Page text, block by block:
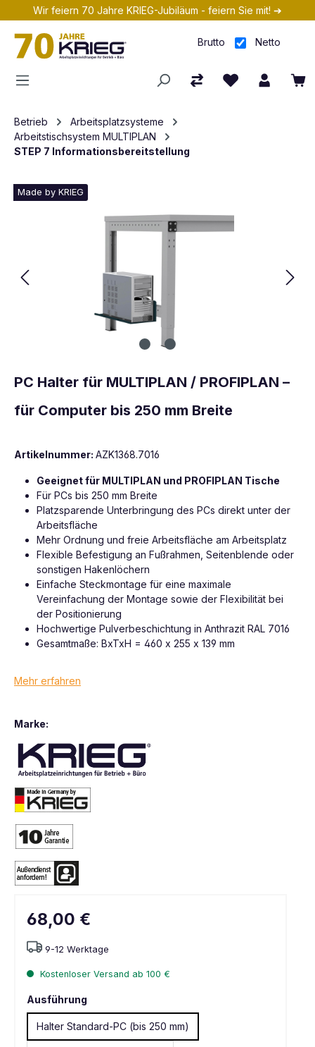
Zum Hauptinhalt springen
Wir feiern 70 Jahre KRIEG-Jubiläum - feiern Sie mit! ➔
Brutto Netto
Betrieb
Arbeitsplatzsysteme
Arbeitstischsystem MULTIPLAN
STEP 7 Informationsbereitstellung
Made by KRIEG
PC Halter für MULTIPLAN / PROFIPLAN –
für Computer bis 250 mm Breite
Artikelnummer: AZK1368.7016
Geeignet für MULTIPLAN und PROFIPLAN Tische
Für PCs bis 250 mm Breite
Platzsparende Unterbringung des PCs direkt unter der
Arbeitsfläche
Mehr Ordnung und freie Arbeitsfläche am Arbeitsplatz
Flexible Befestigung an Fußrahmen, Seitenblende oder
sonstigen Hakenlöchern
Einfache Steckmontage für eine maximale
Vereinfachung der Montage sowie der Flexibilität bei
der Positionierung
Hochwertige Pulverbeschichtung in Anthrazit RAL 7016
Gesamtmaße: BxTxH = 460 x 255 x 139 mm
Mehr erfahren
Marke:
68,00 €
9-12 Werktage
Kostenloser Versand ab 100 €
Ausführung
Halter Standard-PC (bis 250 mm)